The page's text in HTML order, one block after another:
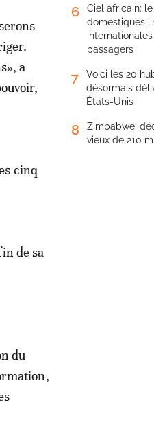
a
cinq
de sa
du
6
Ciel africain:
domestiques,
passagers
7
Voici les 20
désormais
États-Unis
8
Zimbabwe:
vieux de 210